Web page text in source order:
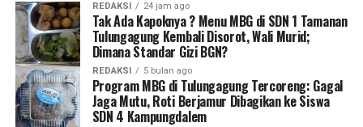
REDAKSI 24 jam ago
Tak Ada Kapoknya ? Menu MBG di SDN 1 Tamanan
Tulungagung Kembali Disorot, Wali Murid;
Dimana Standar Gizi BGN?
REDAKSI 5 bulan ago
Program MBG di Tulungagung Tercoreng: Gagal
Jaga Mutu, Roti Berjamur Dibagikan ke Siswa
SDN 4 Kampungdalem